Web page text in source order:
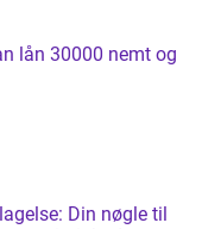
lån 30000 nemt og
Din nøgle til